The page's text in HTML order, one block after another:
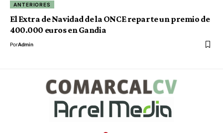
ANTERIORES
El Extra de Navidad de la ONCE reparte un premio de
400.000 euros en Gandia
PorAdmin